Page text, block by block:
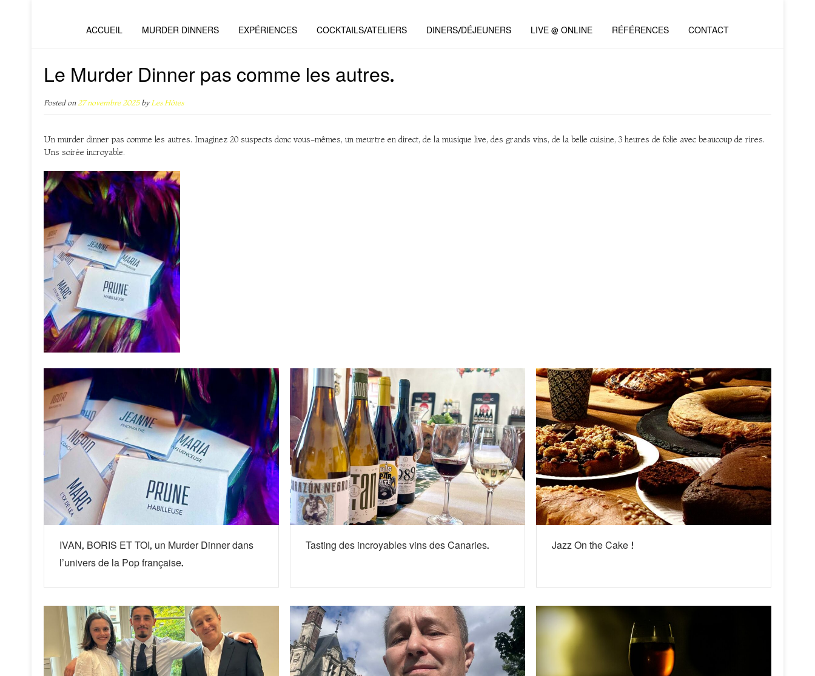
ACCUEIL MURDER DINNERS EXPÉRIENCES COCKTAILS/ATELIERS DINERS/DÉJEUNERS LIVE @ ONLINE RÉFÉRENCES CONTACT
Le Murder Dinner pas comme les autres.
Posted on27 novembre 2025byLes Hôtes
Un murder dinner pas comme les autres. Imaginez 20 suspects donc vous-mêmes, un meurtre en direct, de la musique live, des grands vins, de la belle cuisine, 3 heures de folie avec beaucoup de rires.
Uns soirée incroyable.
IVAN, BORIS ET TOI, un Murder Dinner dans
l’univers de la Pop française.
Tasting des incroyables vins des Canaries. Jazz On the Cake !